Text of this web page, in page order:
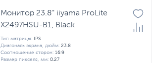
Монитор 23.8" iiyama ProLite
X2497HSU-B1, Black
Тип матрицы:
IPS
Диагональ экрана, дюйм: 23.8
Соотношение сторон: 16:9
Размер пикселя, мм: 0.27